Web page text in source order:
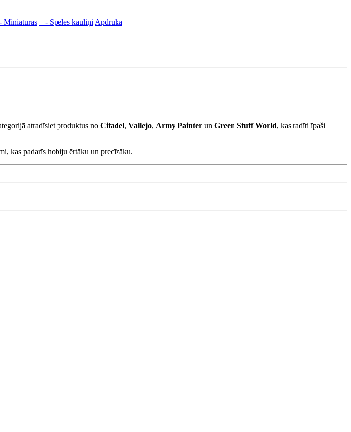
Miniatūras - Spēles kauliņiApdruka
atradīsiet produktus no Citadel, Vallejo, Army Painter un Green Stuff World, kas radīti īpaši
kas padarīs hobiju ērtāku un precīzāku.